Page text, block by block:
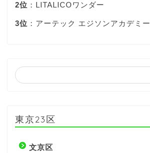
2位 ：LITALICOワンダー
3位 ：アーテック エジソンアカデミー
東京23区
文京区